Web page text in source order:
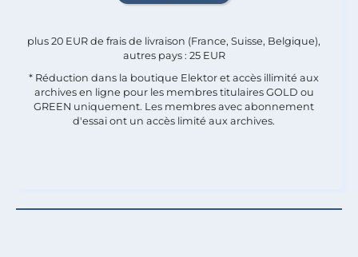
plus 20 EUR de frais de livraison (France, Suisse, Belgique),
autres pays : 25 EUR
* Réduction dans la boutique Elektor et accès illimité aux
archives en ligne pour les membres titulaires GOLD ou
GREEN uniquement. Les membres avec abonnement
d'essai ont un accès limité aux archives.